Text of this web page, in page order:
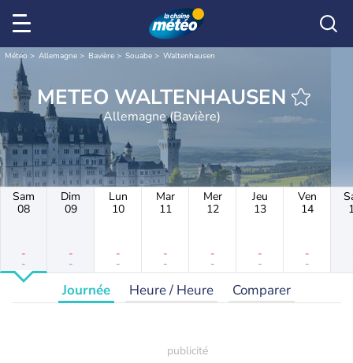
Météo Allemagne Bavière Souabe Waltenhausen
METEO WALTENHAUSEN
Allemagne (Bavière)
Sam
08
-
-
Dim
09
-
-
Lun
10
-
-
Mar
11
-
-
Mer
12
-
-
Jeu
13
-
-
Ven
14
-
-
Journée Heure / Heure Comparer